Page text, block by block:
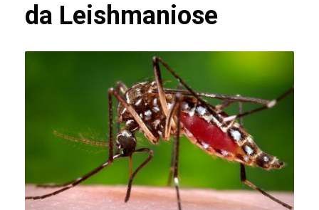
da Leishmaniose